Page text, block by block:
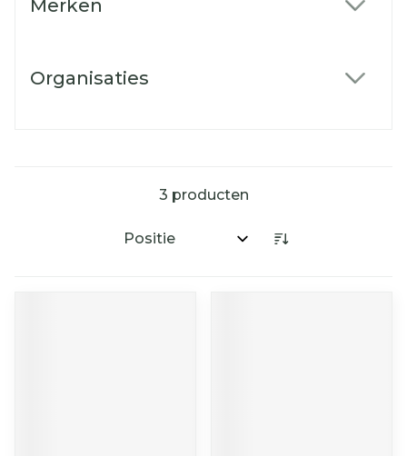
Merken
Organisaties
3 producten
Sorteer op: